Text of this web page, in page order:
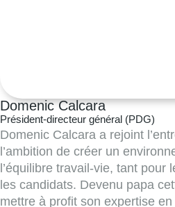
Domenic Calcara
Président-directeur général (PDG)
Domenic Calcara a rejoint
l’ambition de créer un
l’équilibre travail-vie, tant pour
les candidats. Devenu papa
mettre à profit son expertise